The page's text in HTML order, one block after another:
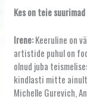
Kes on teie
Irene:Keeruline on
artistide puhul on
olnud juba
kindlasti mitte
Michelle Gurevich,